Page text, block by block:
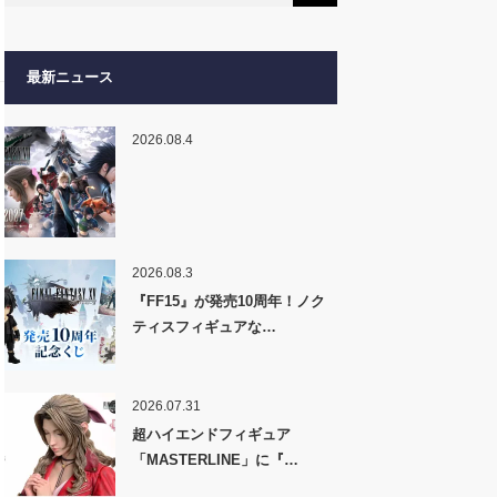
最新ニュース
2026.08.4
2026.08.3
『FF15』が発売10周年！ノク
ティスフィギュアな…
2026.07.31
超ハイエンドフィギュア
「MASTERLINE」に『…